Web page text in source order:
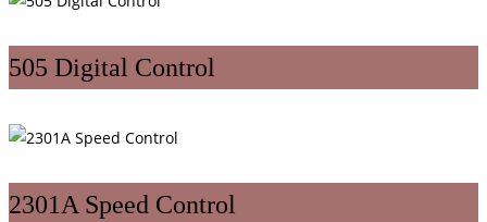
505 Digital Control
2301A Speed Control